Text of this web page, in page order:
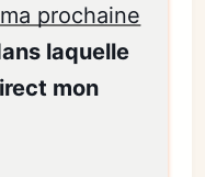
prochaine
laquelle
mon